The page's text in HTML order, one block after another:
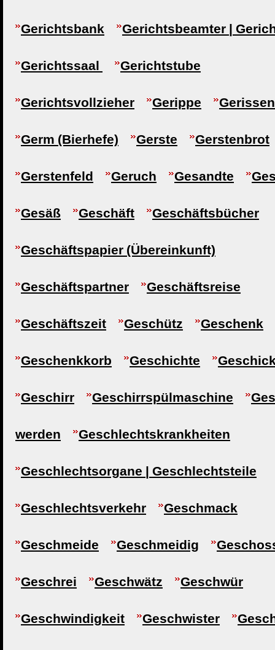
Gerichtsbank Gerichtsbeamter |
Gerichtssaal Gerichtstube
Gerichtsvollzieher Gerippe
Germ (Bierhefe) Gerste Gerstenbrot
Gerstenfeld Geruch Gesandte
Gesäß Geschäft Geschäftsbücher
Geschäftspapier (Übereinkunft)
Geschäftspartner Geschäftsreise
Geschäftszeit Geschütz Geschenk
Geschenkkorb Geschichte
Geschirr Geschirrspülmaschine
werden Geschlechtskrankheiten
Geschlechtsorgane | Geschlechtsteile
Geschlechtsverkehr Geschmack
Geschmeide Geschmeidig
Geschrei Geschwätz Geschwür
Geschwindigkeit Geschwister